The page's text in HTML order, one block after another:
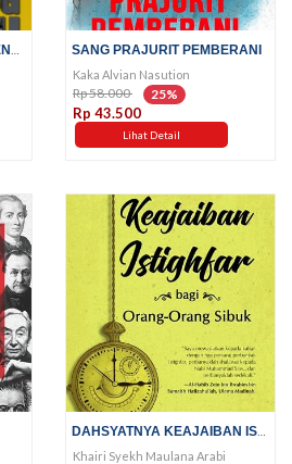
SANG PRAJURIT PEMBERANI
Kaka Alvian Nasution
Rp 58.000 25%
Rp 43.500
Lihat Detail
Khairi Syekh Maulana Arabi